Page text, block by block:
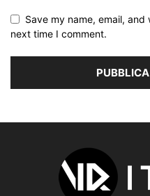
Save my name, email,
next time I comment.